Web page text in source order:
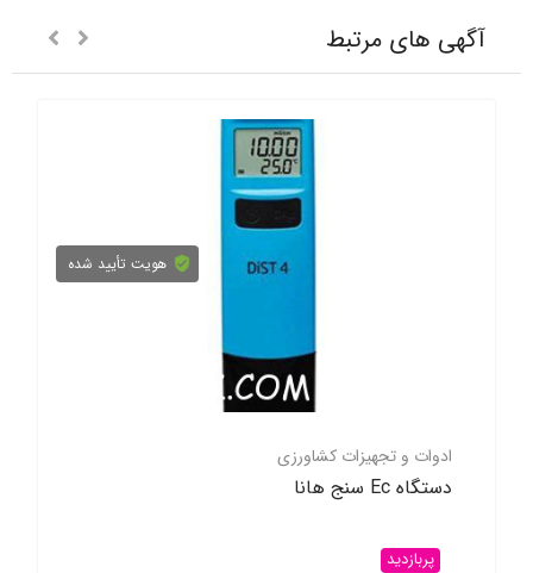
آگهی های مرتبط
هویت تأیید شده
ادوات و تجهیزات کشاورزی
دستگاه Ec سنج هانا
پربازدید